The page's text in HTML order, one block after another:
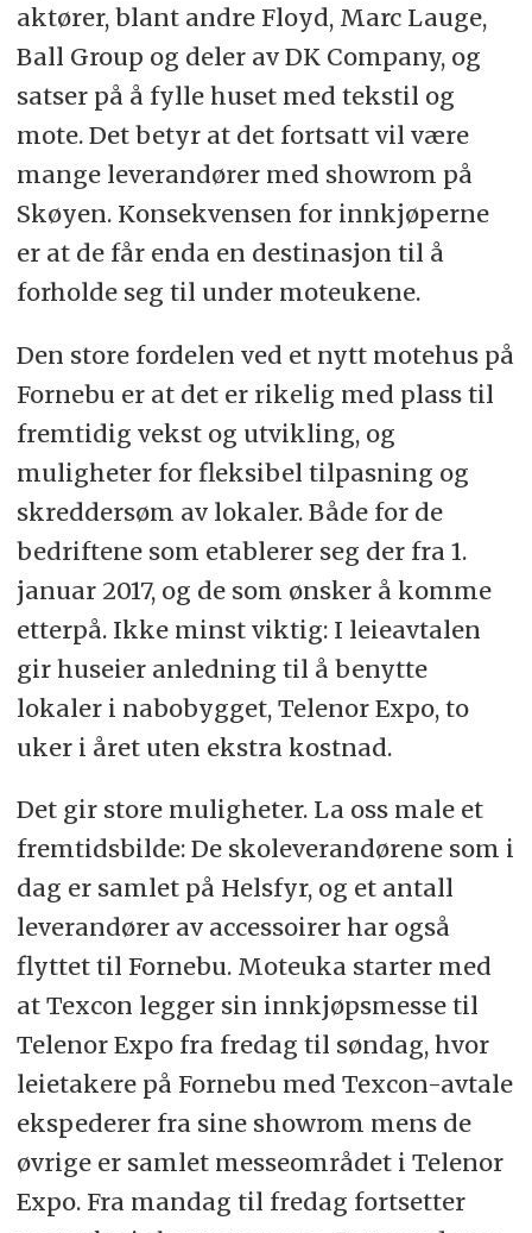
aktører, blant andre Floyd, Marc Lauge,
Ball Group og deler av DK Company, og
satser på å fylle huset med tekstil og
mote. Det betyr at det fortsatt vil være
mange leverandører med showrom på
Skøyen. Konsekvensen for innkjøperne
er at de får enda en destinasjon til å
forholde seg til under moteukene.
Den store fordelen ved et nytt motehus på
Fornebu er at det er rikelig med plass til
fremtidig vekst og utvikling, og
muligheter for fleksibel tilpasning og
skreddersøm av lokaler. Både for de
bedriftene som etablerer seg der fra 1.
januar 2017, og de som ønsker å komme
etterpå. Ikke minst viktig: I leieavtalen
gir huseier anledning til å benytte
lokaler i nabobygget, Telenor Expo, to
uker i året uten ekstra kostnad.
Det gir store muligheter. La oss male et
fremtidsbilde: De skoleverandørene som i
dag er samlet på Helsfyr, og et antall
leverandører av accessoirer har også
flyttet til Fornebu. Moteuka starter med
at Texcon legger sin innkjøpsmesse til
Telenor Expo fra fredag til søndag, hvor
leietakere på Fornebu med Texcon-avtale
ekspederer fra sine showrom mens de
øvrige er samlet messeområdet i Telenor
Expo. Fra mandag til fredag fortsetter